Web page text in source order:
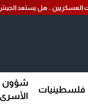
العسكريين .. هل يستعد
فلسطينيات
شؤون
الأسرى